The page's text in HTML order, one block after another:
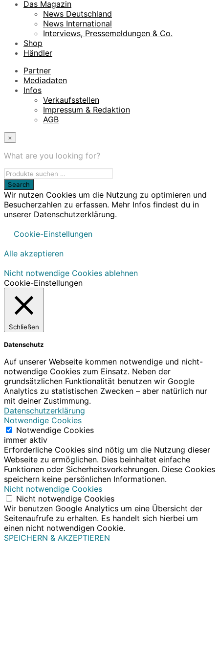
Das Magazin
News Deutschland
News International
Interviews, Pressemeldungen & Co.
Shop
Händler
Partner
Mediadaten
Infos
Verkaufsstellen
Impressum & Redaktion
AGB
×
What are you looking for?
Wir nutzen Cookies um die Nutzung zu optimieren und
Besucherzahlen zu erfassen. Mehr Infos findest du in
unserer Datenschutzerklärung.
Cookie-Einstellungen
Alle akzeptieren
Nicht notwendige Cookies ablehnen
Cookie-Einstellungen
Schließen
Datenschutz
Auf unserer Webseite kommen notwendige und nicht-
notwendige Cookies zum Einsatz. Neben der
grundsätzlichen Funktionalität benutzen wir Google
Analytics zu statistischen Zwecken – aber natürlich nur
mit deiner Zustimmung.
Datenschutzerklärung
Notwendige Cookies
Notwendige Cookies
immer aktiv
Erforderliche Cookies sind nötig um die Nutzung dieser
Webseite zu ermöglichen. Dies beinhaltet einfache
Funktionen oder Sicherheitsvorkehrungen. Diese Cookies
speichern keine persönlichen Informationen.
Nicht notwendige Cookies
Nicht notwendige Cookies
Wir benutzen Google Analytics um eine Übersicht der
Seitenaufrufe zu erhalten. Es handelt sich hierbei um
einen nicht notwendigen Cookie.
SPEICHERN & AKZEPTIEREN